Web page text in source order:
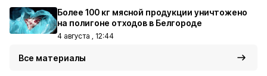
Более 100 кг мясной продукции уничтожено
на полигоне отходов в Белгороде
4 августа , 12:44
Все материалы